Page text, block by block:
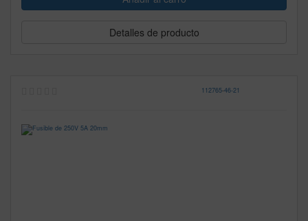
Detalles de producto
112765-46-21